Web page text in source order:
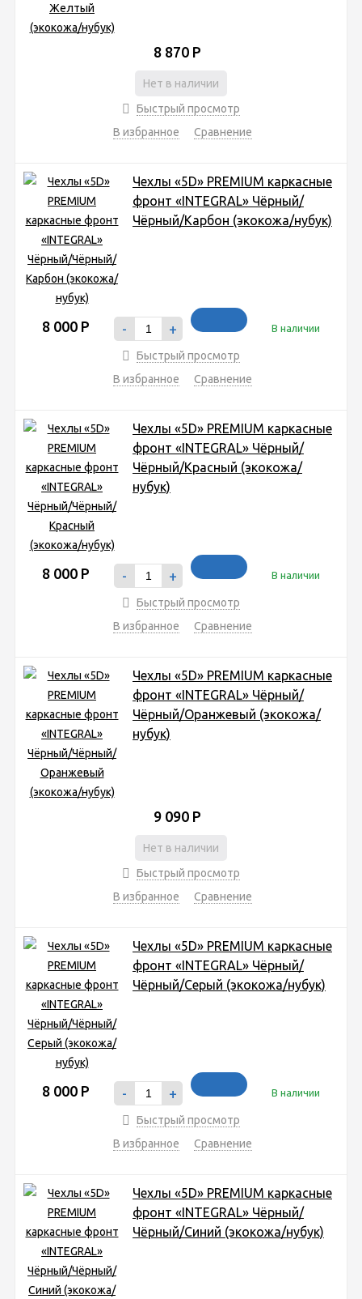
8 870 Р
Нет в наличии
Быстрый просмотр
В избранное
Сравнение
Чехлы «5D» PREMIUM каркасные
фронт «INTEGRAL» Чёрный/
Чёрный/Карбон (экокожа/нубук)
8 000 Р - + В наличии
Быстрый просмотр
В избранное
Сравнение
Чехлы «5D» PREMIUM каркасные
фронт «INTEGRAL» Чёрный/
Чёрный/Красный (экокожа/
нубук)
8 000 Р - + В наличии
Быстрый просмотр
В избранное
Сравнение
Чехлы «5D» PREMIUM каркасные
фронт «INTEGRAL» Чёрный/
Чёрный/Оранжевый (экокожа/
нубук)
9 090 Р
Нет в наличии
Быстрый просмотр
В избранное
Сравнение
Чехлы «5D» PREMIUM каркасные
фронт «INTEGRAL» Чёрный/
Чёрный/Серый (экокожа/нубук)
8 000 Р - + В наличии
Быстрый просмотр
В избранное
Сравнение
Чехлы «5D» PREMIUM каркасные
фронт «INTEGRAL» Чёрный/
Чёрный/Синий (экокожа/нубук)